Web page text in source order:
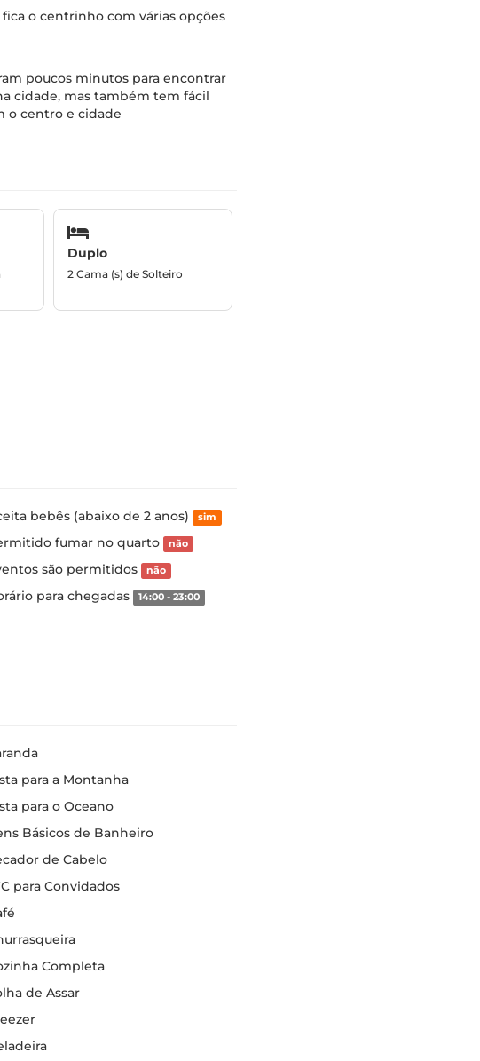
o centrinho com várias opções
poucos minutos para encontrar
cidade, mas também tem fácil
o centro e cidade
Duplo
2 Cama (s) de Solteiro
bebês (abaixo de 2 anos) sim
fumar no quarto não
são permitidos não
para chegadas 14:00 - 23:00
para a Montanha
para o Oceano
Básicos de Banheiro
de Cabelo
para Convidados
Completa
de Assar